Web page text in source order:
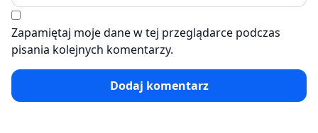
Zapamiętaj moje dane w tej przeglądarce podczas
pisania kolejnych komentarzy.
Dodaj komentarz